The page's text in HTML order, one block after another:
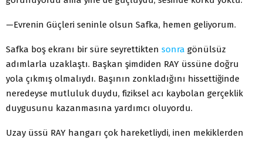
—Evrenin Güçleri seninle olsun Safka, hemen geliyorum.
Safka boş ekranı bir süre seyrettikten sonra gönülsüz
adımlarla uzaklaştı. Başkan şimdiden RAY üssüne doğru
yola çıkmış olmalıydı. Başının zonkladığını hissettiğinde
neredeyse mutluluk duydu, fiziksel acı kaybolan gerçeklik
duygusunu kazanmasına yardımcı oluyordu.
Uzay üssü RAY hangarı çok hareketliydi, inen mekiklerden